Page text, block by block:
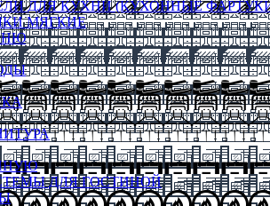
ДЛЯ КУХНИ (КУХОННЫЕ
МЯГКИЕ
ДЛЯ ГОСТИНОЙ